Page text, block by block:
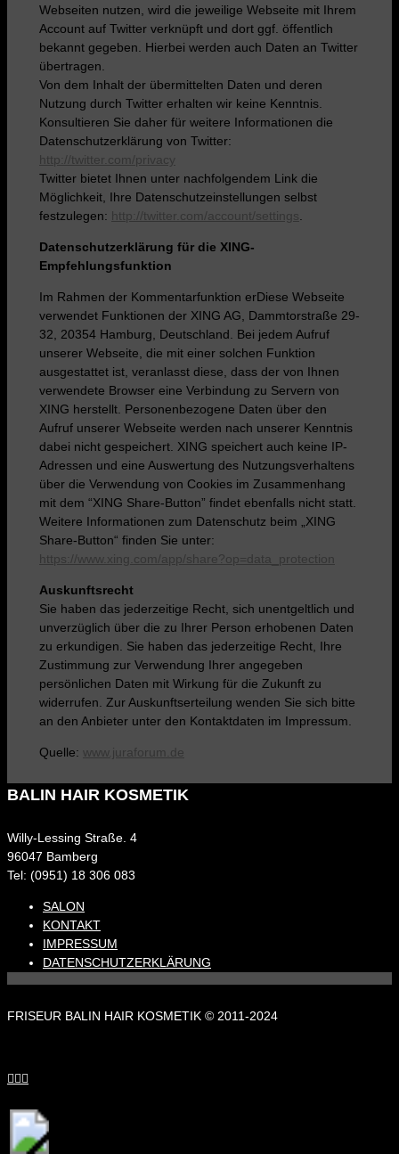
Webseiten nutzen, wird die jeweilige Webseite mit Ihrem
Account auf Twitter verknüpft und dort ggf. öffentlich
bekannt gegeben. Hierbei werden auch Daten an Twitter
übertragen.
Von dem Inhalt der übermittelten Daten und deren
Nutzung durch Twitter erhalten wir keine Kenntnis.
Konsultieren Sie daher für weitere Informationen die
Datenschutzerklärung von Twitter:
http://twitter.com/privacy
Twitter bietet Ihnen unter nachfolgendem Link die
Möglichkeit, Ihre Datenschutzeinstellungen selbst
festzulegen: http://twitter.com/account/settings.
Datenschutzerklärung für die XING-
Empfehlungsfunktion
Im Rahmen der Kommentarfunktion erDiese Webseite
verwendet Funktionen der XING AG, Dammtorstraße 29-
32, 20354 Hamburg, Deutschland. Bei jedem Aufruf
unserer Webseite, die mit einer solchen Funktion
ausgestattet ist, veranlasst diese, dass der von Ihnen
verwendete Browser eine Verbindung zu Servern von
XING herstellt. Personenbezogene Daten über den
Aufruf unserer Webseite werden nach unserer Kenntnis
dabei nicht gespeichert. XING speichert auch keine IP-
Adressen und eine Auswertung des Nutzungsverhaltens
über die Verwendung von Cookies im Zusammenhang
mit dem “XING Share-Button” findet ebenfalls nicht statt.
Weitere Informationen zum Datenschutz beim „XING
Share-Button“ finden Sie unter:
https://www.xing.com/app/share?op=data_protection
Auskunftsrecht
Sie haben das jederzeitige Recht, sich unentgeltlich und
unverzüglich über die zu Ihrer Person erhobenen Daten
zu erkundigen. Sie haben das jederzeitige Recht, Ihre
Zustimmung zur Verwendung Ihrer angegeben
persönlichen Daten mit Wirkung für die Zukunft zu
widerrufen. Zur Auskunftserteilung wenden Sie sich bitte
an den Anbieter unter den Kontaktdaten im Impressum.
Quelle: www.juraforum.de
BALIN HAIR KOSMETIK
Willy-Lessing Straße. 4
96047 Bamberg
Tel: (0951) 18 306 083
SALON
KONTAKT
IMPRESSUM
DATENSCHUTZERKLÄRUNG
FRISEUR BALIN HAIR KOSMETIK © 2011-2024
